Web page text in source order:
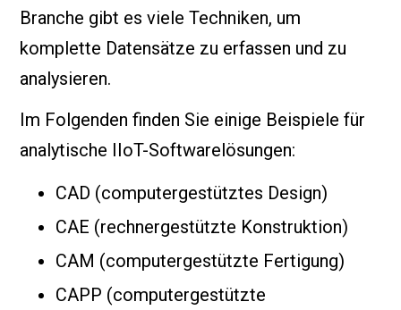
Branche gibt es viele Techniken, um
komplette Datensätze zu erfassen und zu
analysieren.
Im Folgenden finden Sie einige Beispiele für
analytische IIoT-Softwarelösungen:
CAD (computergestütztes Design)
CAE (rechnergestützte Konstruktion)
CAM (computergestützte Fertigung)
CAPP (computergestützte